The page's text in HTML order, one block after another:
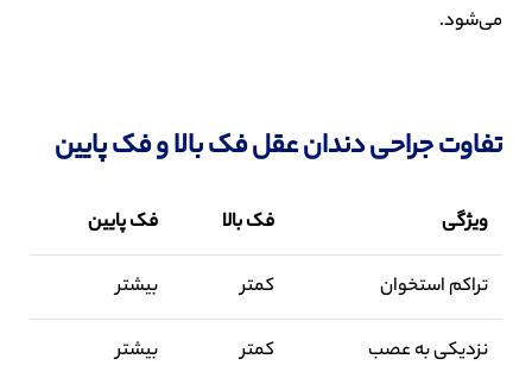
می‌شود.
تفاوت جراحی دندان عقل فک بالا و فک پایین
ویژگی فک بالا فک پایین
تراکم استخوان کمتر بیشتر
نزدیکی به عصب کمتر بیشتر